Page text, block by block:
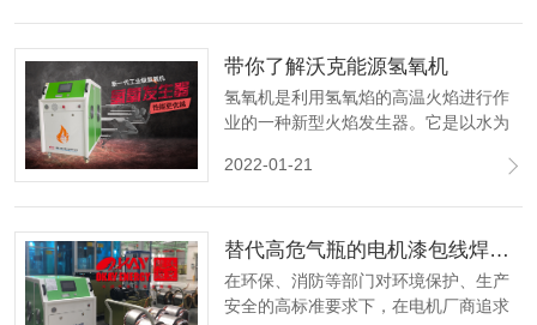
带你了解沃克能源氢氧机
氢氧机是利用氢氧焰的高温火焰进行作
业的一种新型火焰发生器。它是以水为
气和氧气，以氢气为燃料，氧气助燃，
2022-01-21
替代高危气瓶的电机漆包线焊接新工艺
在环保、消防等部门对环境保护、生产
安全的高标准要求下，在电机厂商追求